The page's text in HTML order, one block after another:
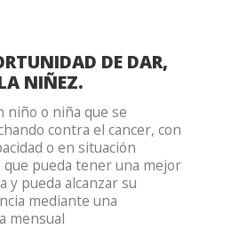
DE DAR,
NIÑEZ.
niño o niña que se
contra el cancer, con
o en situación
que pueda tener una mejor
y pueda alcanzar su
mediante una
mensual